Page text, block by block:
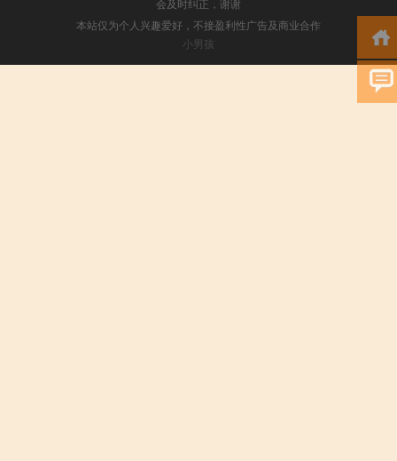
本站仅为个人兴趣爱好，不接盈利性广告及商业合作
小男孩